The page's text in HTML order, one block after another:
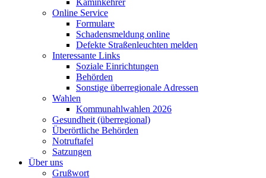
Kaminkehrer
Online Service
Formulare
Schadensmeldung online
Defekte Straßenleuchten melden
Interessante Links
Soziale Einrichtungen
Behörden
Sonstige überregionale Adressen
Wahlen
Kommunahlwahlen 2026
Gesundheit (überregional)
Überörtliche Behörden
Notruftafel
Satzungen
Über uns
Grußwort